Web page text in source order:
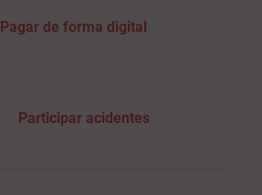
Pagar de forma digital
Participar acidentes